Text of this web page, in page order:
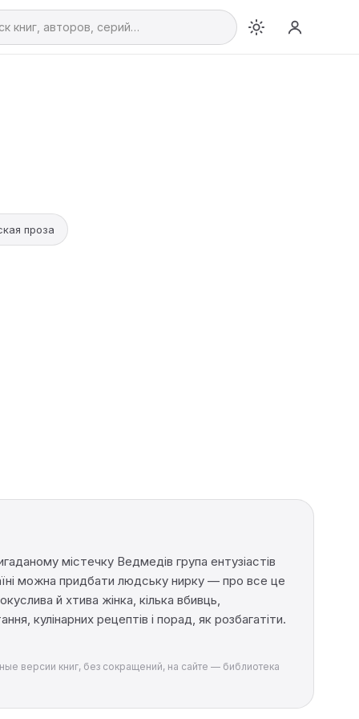
проза
містечку Ведмедів група ентузіастів
можна придбати людську нирку — про все це
й хтива жінка, кілька вбивць,
кулінарних рецептів і порад, як розбагатіти.
версии книг, без сокращений, на сайте — библиотека